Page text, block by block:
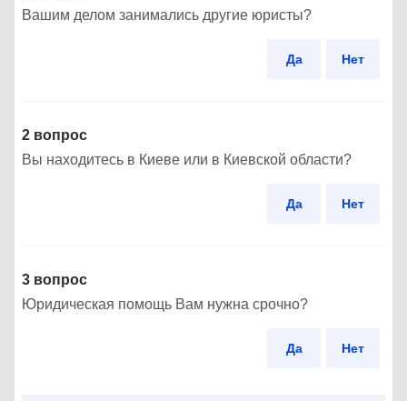
Вашим делом занимались другие юристы?
Да Нет
2 вопрос
Вы находитесь в Киеве или в Киевской области?
Да Нет
3 вопрос
Юридическая помощь Вам нужна срочно?
Да Нет